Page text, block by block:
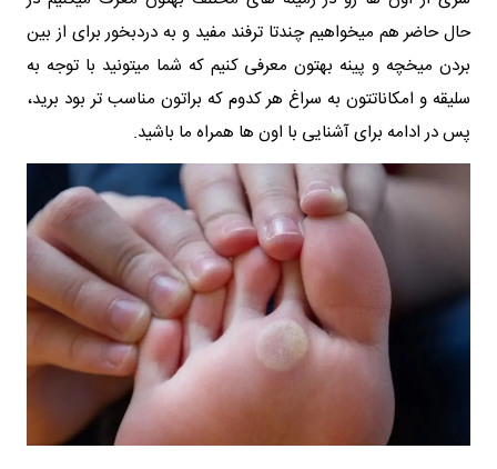
حال حاضر هم میخواهیم چندتا ترفند مفید و به دردبخور برای از بین
بردن میخچه و پینه بهتون معرفی کنیم که شما میتونید با توجه به
سلیقه و امکاناتتون به سراغ هر کدوم که براتون مناسب تر بود برید،
پس در ادامه برای آشنایی با اون ها همراه ما باشید.